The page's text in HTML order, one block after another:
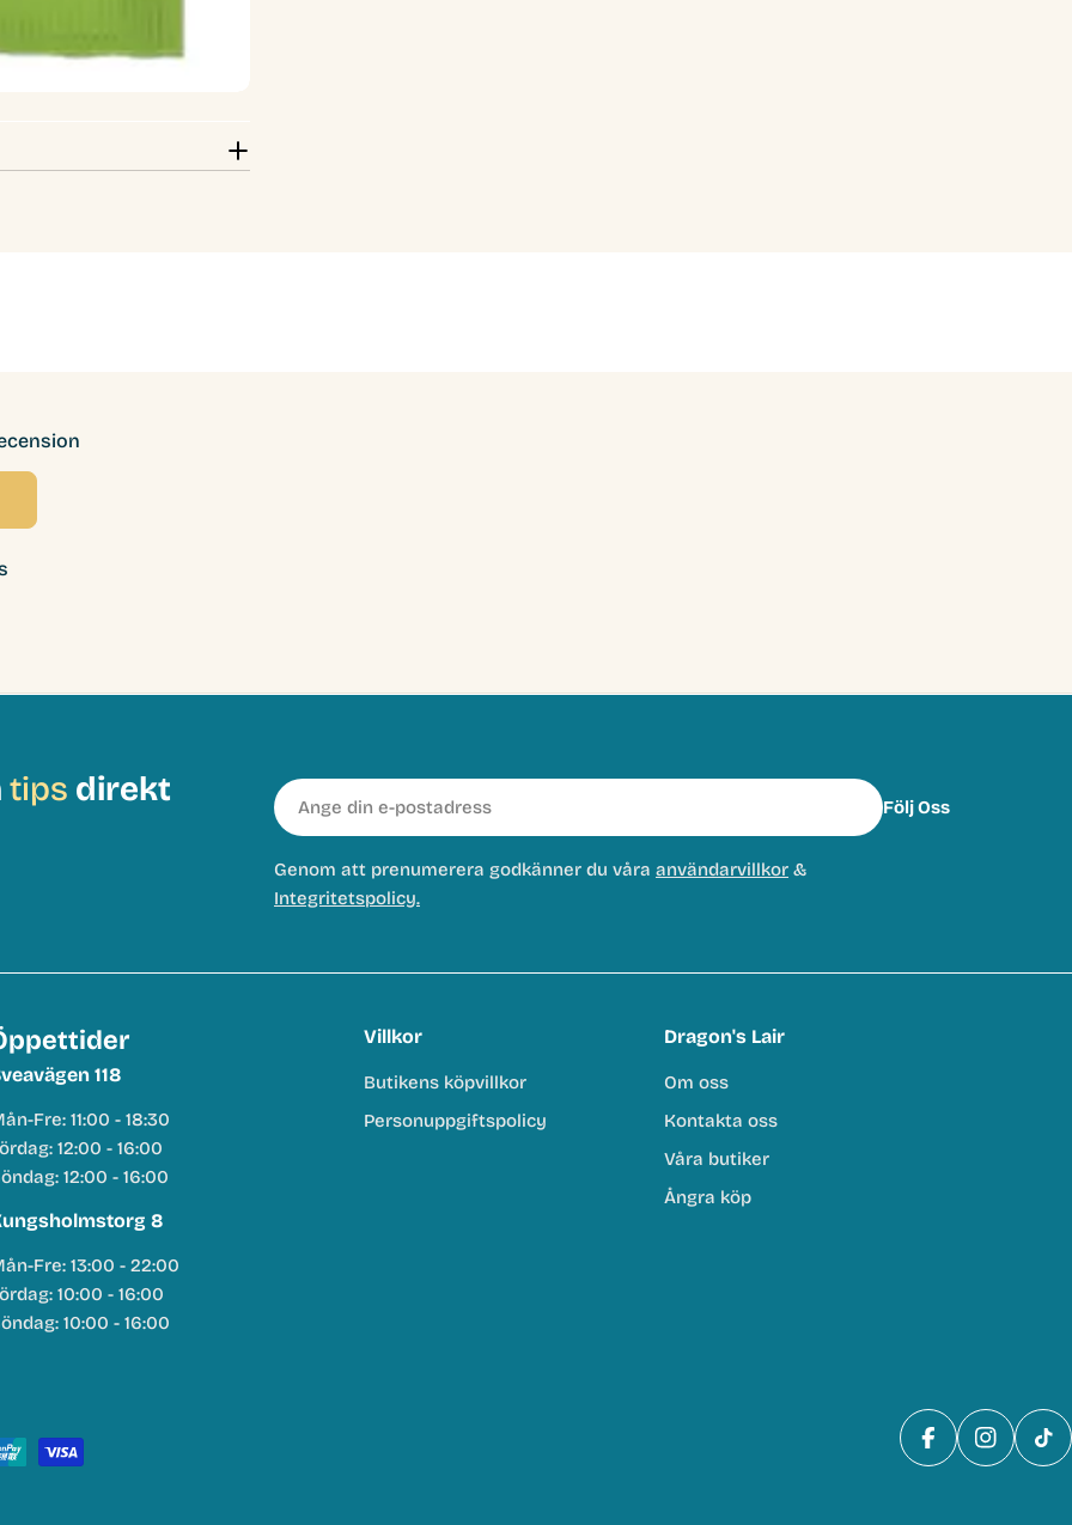
tips direkt
E-
post
Följ Oss
Genom att prenumerera godkänner du våra användarvillkor &
Integritetspolicy.
118
Fre: 11:00 - 18:30
12:00 - 16:00
12:00 - 16:00
8
Fre: 13:00 - 22:00
10:00 - 16:00
10:00 - 16:00
Villkor
Butikens köpvillkor
Personuppgiftspolicy
Dragon's Lair
Om oss
Kontakta oss
Våra butiker
Ångra köp
Facebook